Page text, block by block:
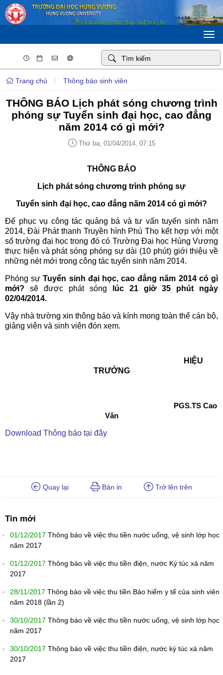
Trang chủ / Thông báo sinh viên
THÔNG BÁO Lịch phát sóng chương trình
phóng sự Tuyển sinh đại học, cao đẳng
năm 2014 có gì mới?
Thứ ba, 01/04/2014, 07:15
THÔNG BÁO
Lịch phát sóng chương trình phóng sự
Tuyển sinh đại học, cao đẳng năm 2014 có gì mới?
Để phục vụ công tác quảng bá và tư vấn tuyến sinh năm
2014, Đài Phát thanh Truyền hình Phú Thọ kết hợp với một
số trường đại học trong đó có Trường Đại học Hùng Vương
thực hiện và phát sóng phóng sự dài (10 phút) giới thiệu về
những nét mới trong công tác tuyển sinh năm 2014.
Phóng sựTuyển sinh đại học, cao đẳng năm 2014 có gì
mới? sẽ được phát sóng
lúc 21 giờ 35 phút ngày
02/04/2014.
Vậy nhà trường xin thông báo và kính mong toàn thể cán bộ,
giảng viên và sinh viên đón xem.
HIỆU
TRƯỞNG
PGS.TS Cao
Văn
Download Thông báo tại đây
Quay lại Bản in Trở lên trên
Tin mới
01/12/2017 Thông báo về việc thu tiền nước uống, vệ sinh lớp học
năm 2017
01/12/2017 Thông báo về việc thu tiền điện, nước Ký túc xá năm
2017
28/11/2017 Thông báo về việc thu tiền Bảo hiểm y tế của sinh viên
năm 2018 (lần 2)
30/10/2017 Thông báo về việc thu tiền nước uống, vệ sinh lớp học
năm 2017
30/10/2017 Thông báo về việc thu tiền điện, nước ký túc xá năm
2017